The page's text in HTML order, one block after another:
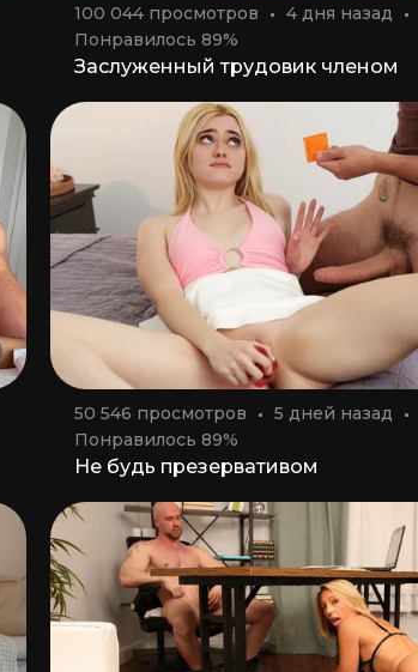
100 044 просмотров
4 дня назад
Понравилось 89%
Заслуженный трудовик членом
50 546 просмотров
5 дней назад
Понравилось 89%
Не будь презервативом